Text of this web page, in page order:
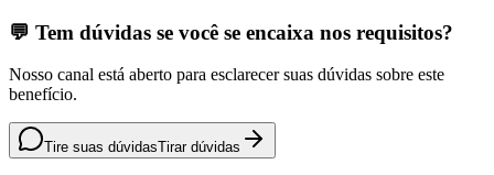
💬 Tem dúvidas se você se encaixa nos requisitos?
Nosso canal está aberto para esclarecer suas dúvidas sobre este
benefício.
Tire suas dúvidasTirar dúvidas